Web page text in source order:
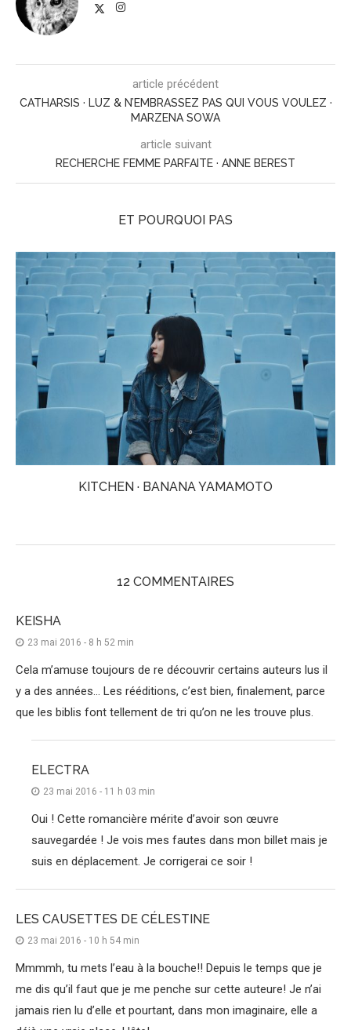
article précédent
CATHARSIS · LUZ & N’EMBRASSEZ PAS QUI VOUS VOULEZ ·
MARZENA SOWA
article suivant
RECHERCHE FEMME PARFAITE · ANNE BEREST
ET POURQUOI PAS
KITCHEN · BANANA YAMAMOTO
12 COMMENTAIRES
KEISHA
23 mai 2016 - 8 h 52 min
Cela m’amuse toujours de re découvrir certains auteurs lus il
y a des années… Les rééditions, c’est bien, finalement, parce
que les biblis font tellement de tri qu’on ne les trouve plus.
ELECTRA
23 mai 2016 - 11 h 03 min
Oui ! Cette romancière mérite d’avoir son œuvre
sauvegardée ! Je vois mes fautes dans mon billet mais je
suis en déplacement. Je corrigerai ce soir !
LES CAUSETTES DE CÉLESTINE
23 mai 2016 - 10 h 54 min
Mmmmh, tu mets l’eau à la bouche!! Depuis le temps que je
me dis qu’il faut que je me penche sur cette auteure! Je n’ai
jamais rien lu d’elle et pourtant, dans mon imaginaire, elle a